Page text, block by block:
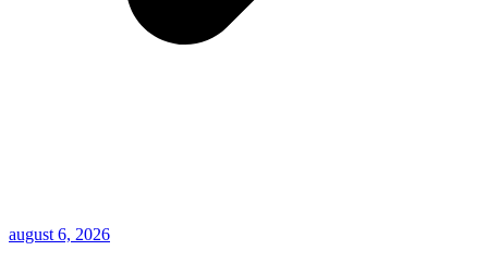
august 6, 2026